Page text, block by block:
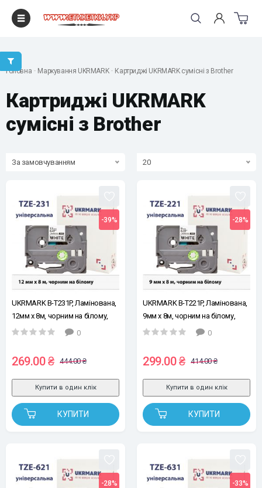
Головна Маркування UKRMARK Картриджі UKRMARK сумісні з Brother
Картриджі UKRMARK
сумісні з Brother
За замовчуванням 20
-39%
UKRMARK B-T231P, Ламінована,
12мм х 8м, чорним на білому,
стрічка для принтерів етикеток
(TZe231)
0
269.00 ₴ 444.00 ₴
КУПИТИ
Купити в один клік
-28%
UKRMARK B-T221P, Ламінована,
9мм х 8м, чорним на білому,
стрічка для принтера етикеток
(TZe221)
0
299.00 ₴ 414.00 ₴
КУПИТИ
Купити в один клік
-28% -33%